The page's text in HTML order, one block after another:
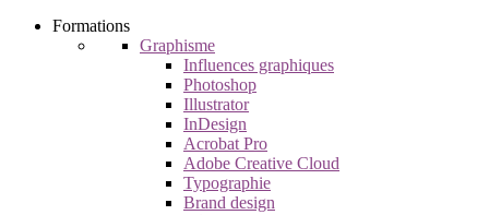
Formations
Graphisme
Influences graphiques
Photoshop
Illustrator
InDesign
Acrobat Pro
Adobe Creative Cloud
Typographie
Brand design